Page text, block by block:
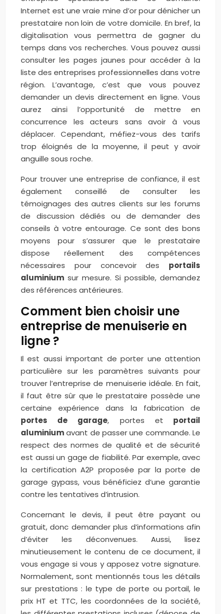
Internet est une vraie mine d’or pour dénicher un
prestataire non loin de votre domicile. En bref, la
digitalisation vous permettra de gagner du
temps dans vos recherches. Vous pouvez aussi
consulter les pages jaunes pour accéder à la
liste des entreprises professionnelles dans votre
région. L’avantage, c’est que vous pouvez
demander un devis directement en ligne. Vous
aurez ainsi l’opportunité de mettre en
concurrence les acteurs sans avoir à vous
déplacer. Cependant, méfiez-vous des tarifs
trop éloignés de la moyenne, il peut y avoir
anguille sous roche.
Pour trouver une entreprise de confiance, il est
également conseillé de consulter les
témoignages des autres clients sur les forums
de discussion dédiés ou de demander des
conseils à votre entourage. Ce sont des bons
moyens pour s’assurer que le prestataire
dispose réellement des compétences
nécessaires pour concevoir des portails
aluminium sur mesure. Si possible, demandez
des références antérieures.
Comment bien choisir une
entreprise de menuiserie en
ligne ?
Il est aussi important de porter une attention
particulière sur les paramètres suivants pour
trouver l’entreprise de menuiserie idéale. En fait,
il faut être sûr que le prestataire possède une
certaine expérience dans la fabrication de
portes de garage, portes et portail
aluminiumavant de passer une commande. Le
respect des normes de qualité et de sécurité
est aussi un gage de fiabilité. Par exemple, avec
la certification A2P proposée par la porte de
garage gypass, vous bénéficiez d’une garantie
contre les tentatives d’intrusion.
Concernant le devis, il peut être payant ou
gratuit, donc demander plus d’informations afin
d’éviter les déconvenues. Aussi, lisez
minutieusement le contenu de ce document, il
vous engage si vous y apposez votre signature.
Normalement, sont mentionnés tous les détails
sur prestations : le type de porte ou portail, le
prix HT et TTC, les coordonnées de la société,